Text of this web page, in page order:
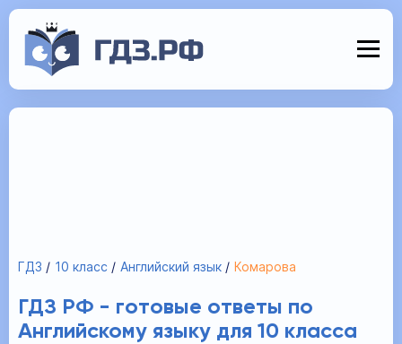
ГДЗ 10 класс Английский язык Комарова
ГДЗ РФ - готовые ответы по
Английскому языку для 10 класса